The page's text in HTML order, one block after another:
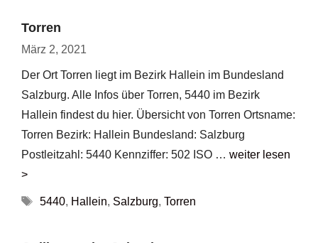
Torren
März 2, 2021
Der Ort Torren liegt im Bezirk Hallein im Bundesland
Salzburg. Alle Infos über Torren, 5440 im Bezirk
Hallein findest du hier. Übersicht von Torren Ortsname:
Torren Bezirk: Hallein Bundesland: Salzburg
Postleitzahl: 5440 Kennziffer: 502 ISO … weiter lesen
>
Schlagwörter
5440, Hallein, Salzburg, Torren